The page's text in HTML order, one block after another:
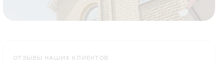
ОТЗЫВЫ НАШИХ КЛИЕНТОВ